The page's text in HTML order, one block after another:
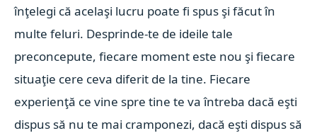
înţelegi că acelaşi lucru poate fi spus şi făcut în
multe feluri. Desprinde-te de ideile tale
preconcepute, fiecare moment este nou şi fiecare
situaţie cere ceva diferit de la tine. Fiecare
experienţă ce vine spre tine te va întreba dacă eşti
dispus să nu te mai cramponezi, dacă eşti dispus să